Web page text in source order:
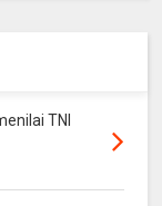
TNI